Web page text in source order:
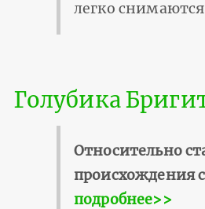
легко
Голубика
Относительно
происхождения
подробнее>>